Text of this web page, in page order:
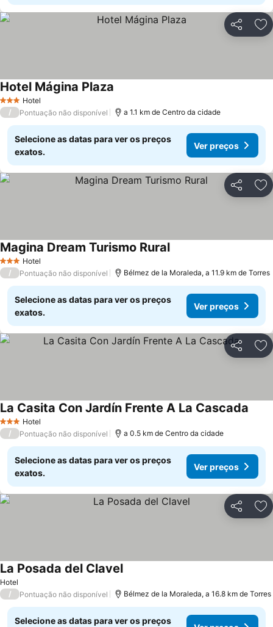
Partilhar
3 EstrelasHotel
Hotel Mágina Plaza
/ Pontuação não disponível a 1.1 km de Centro da cidade
Selecione as datas para ver os preços
exatos.
Ver preços
Partilhar
3 EstrelasHotel
Magina Dream Turismo Rural
/ Pontuação não disponível Bélmez de la Moraleda, a 11.9 km de Torres
Selecione as datas para ver os preços
exatos.
Ver preços
Partilhar
3 EstrelasHotel
La Casita Con Jardín Frente A La Cascada
/ Pontuação não disponível a 0.5 km de Centro da cidade
Selecione as datas para ver os preços
exatos.
Ver preços
Partilhar
Hotel
La Posada del Clavel
/ Pontuação não disponível Bélmez de la Moraleda, a 16.8 km de Torres
Selecione as datas para ver os preços